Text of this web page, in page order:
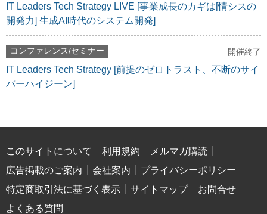
IT Leaders Tech Strategy LIVE [事業成長のカギは[情シスの
開発力] 生成AI時代のシステム開発]
コンファレンス/セミナー 開催終了
IT Leaders Tech Strategy [前提のゼロトラスト、不断のサイ
バーハイジーン]
このサイトについて 利用規約
メルマガ購読
広告掲載のご案内
会社案内
プライバシーポリシー
特定商取引法に基づく表示
サイトマップ
お問合せ
よくある質問